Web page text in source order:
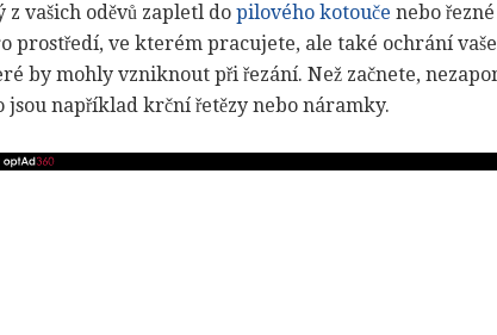
vašich oděvů zapletl do pilového kotouče nebo
prostředí, ve kterém pracujete, ale také ochrání
by mohly vzniknout při řezání. Než začnete,
jsou například krční řetězy nebo náramky.